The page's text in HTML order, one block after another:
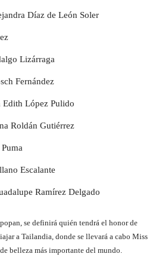
Díaz de León Soler
Lizárraga
Fernández
Edith López Pulido
Roldán Gutiérrez
Escalante
Ramírez Delgado
se definirá quién tendrá el honor de
a Tailandia, donde se llevará a cabo Miss
belleza más importante del mundo.